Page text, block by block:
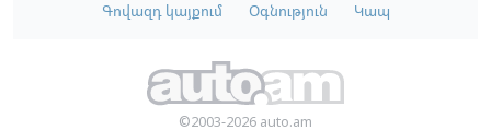
Գովազդ կայքում
Օգնություն Կապ
©2003-2026 auto.am